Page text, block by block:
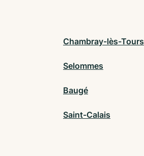
Chambray-lès-Tours
Selommes
Baugé
Saint-Calais